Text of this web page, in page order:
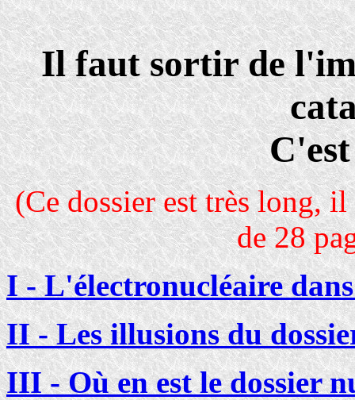
Il faut sortir de
(Ce dossier est très long,
de 28
I - L'électronucléaire
II - Les illusions du
III - Où en est le dossier